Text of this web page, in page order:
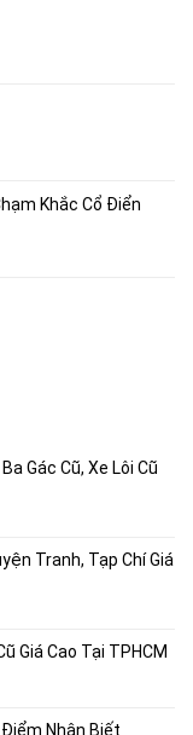
Khắc Cổ Điển
Gác Cũ, Xe Lôi Cũ
Tranh, Tạp Chí Giá
Giá Cao Tại TPHCM
Điểm Nhận Biết